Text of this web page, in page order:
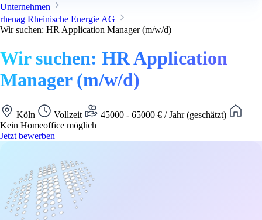
Unternehmen
rhenag Rheinische Energie AG
Wir suchen: HR Application Manager (m/w/d)
Wir suchen: HR Application
Manager (m/w/d)
Köln Vollzeit
45000 - 65000 € / Jahr (geschätzt)
Kein Homeoffice möglich
Jetzt bewerben